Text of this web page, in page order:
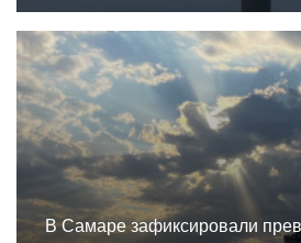
В Самаре зафиксировали